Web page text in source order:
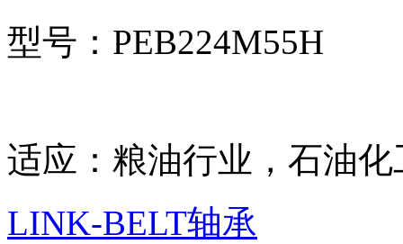
型号：PEB224M55H
适应：粮油行业，石油化
LINK-BELT轴承